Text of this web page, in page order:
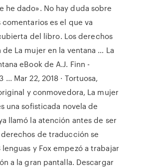
he dado». No hay duda sobre
es el que va
del libro. Los derechos
La mujer en la ventana … La
eBook de A.J. Finn -
... Mar 22, 2018 · Tortuosa,
y conmovedora, La mujer
una sofisticada novela de
llamó la atención antes de ser
de traducción se
y Fox empezó a trabajar
a la gran pantalla. Descargar